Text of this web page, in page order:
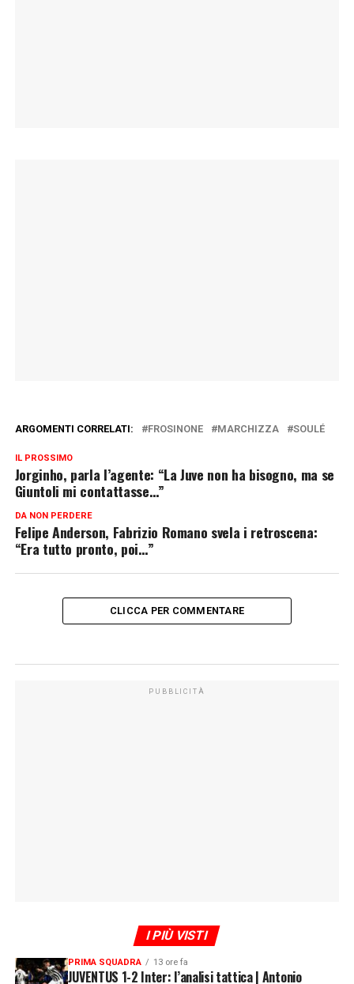
ARGOMENTI CORRELATI: FROSINONE MARCHIZZA SOULÉ
IL PROSSIMO
Jorginho, parla l’agente: “La Juve non ha bisogno, ma se
Giuntoli mi contattasse…”
DA NON PERDERE
Felipe Anderson, Fabrizio Romano svela i retroscena:
“Era tutto pronto, poi…”
CLICCA PER COMMENTARE
PUBBLICITÀ
I PIÙ VISTI
PRIMA SQUADRA 13 ore fa
JUVENTUS 1-2 Inter: l’analisi tattica | Antonio